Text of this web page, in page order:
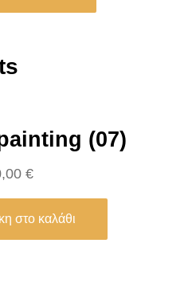
(07)
€
στο καλάθι